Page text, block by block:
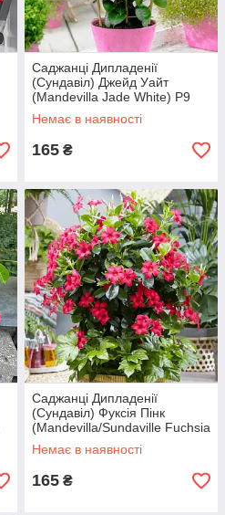
Саджанці Дипладенії
(Сундавіл) Джейд Уайт
(Mandevilla Jade White) Р9
Немає в наявності
165 ₴
Саджанці Дипладенії
(Сундавіл) Фуксія Пінк
(Mandevilla/Sundaville Fuchsia
Pink) Р9
Немає в наявності
165 ₴